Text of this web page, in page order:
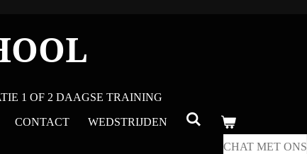
1 OF 2 DAAGSE TRAINING
CONTACT WEDSTRIJDEN
CHAT MET ONS